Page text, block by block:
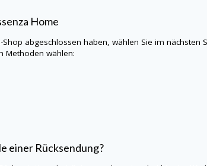
Home
abgeschlossen haben, wählen Sie im nächsten
Methoden wählen:
einer Rücksendung?